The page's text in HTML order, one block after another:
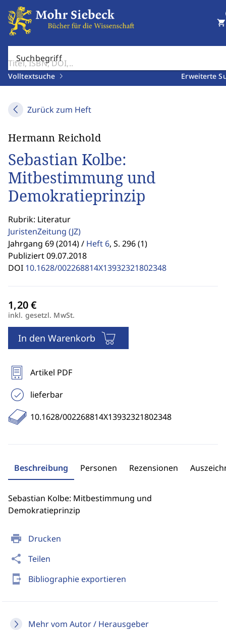
Suchbegriff
Volltextsuche Erweiterte
shopping_cart
Zurück zum Heft
print Drucken
share Teilen
send_to_mobile Bibliographie exportieren
Mehr vom Autor / Herausgeber
Hermann Reichold
Sebastian Kolbe:
Mitbestimmung und
Demokratieprinzip
Rubrik: Literatur
JuristenZeitung (JZ)
Jahrgang 69 (2014) / Heft 6, S. 296 (1)
Publiziert 09.07.2018
DOI 10.1628/002268814X13932321802348
inkl. gesetzl. MwSt.
In den Warenkorb
Artikel PDF
lieferbar
10.1628/002268814X13932321802348
Beschreibung Personen Rezensionen
Sebastian Kolbe: Mitbestimmung und
Demokratieprinzip